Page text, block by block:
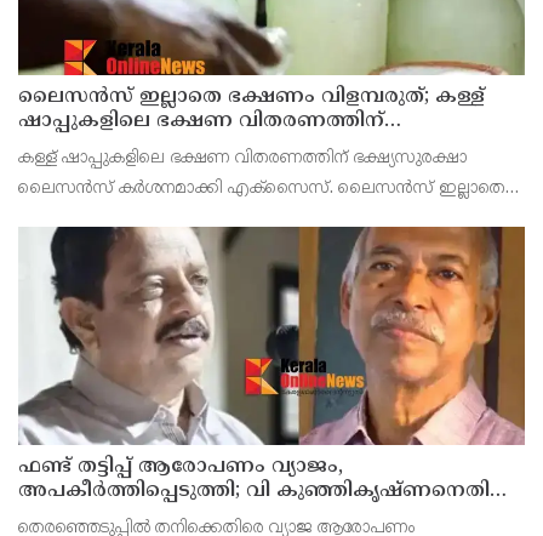
ലൈസന്‍സ് ഇല്ലാതെ ഭക്ഷണം വിളമ്പരുത്; കള്ള്
ഷാപ്പുകളിലെ ഭക്ഷണ വിതരണത്തിന്
ഭക്ഷ്യസുരക്ഷാ ലൈസന്‍സ് കര്‍ശനമാക്കി
എക്‌സൈസ്
കള്ള് ഷാപ്പുകളിലെ ഭക്ഷണ വിതരണത്തിന് ഭക്ഷ്യസുരക്ഷാ
ലൈസന്‍സ് കര്‍ശനമാക്കി എക്‌സൈസ്. ലൈസന്‍സ് ഇല്ലാതെ
നടപടിയെടുക്കുമെന്ന് എക്‌സൈസ് അധികൃതർ വ്യക്തമാക്കി
ഫണ്ട് തട്ടിപ്പ് ആരോപണം വ്യാജം,
അപകീർത്തിപ്പെടുത്തി; വി കുഞ്ഞികൃഷ്ണനെതിരെ
നിയമനടപടിയുമായി ടി ഐ മധുസൂദനൻ
തെരഞ്ഞെടുപ്പിൽ തനിക്കെതിരെ വ്യാജ ആരോപണം